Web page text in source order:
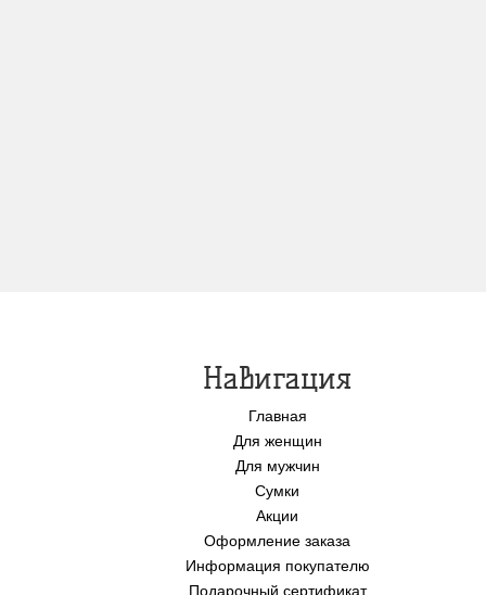
Навигация
Главная
Для женщин
Для мужчин
Сумки
Акции
Оформление заказа
Информация покупателю
Подарочный сертификат